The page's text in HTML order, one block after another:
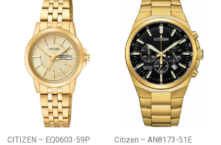
CITIZEN – EQ0603-59P Citizen – AN8173-51E